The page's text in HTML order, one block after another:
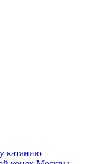
катанию